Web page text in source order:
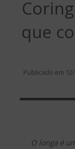
que
Publicado em
O longa é